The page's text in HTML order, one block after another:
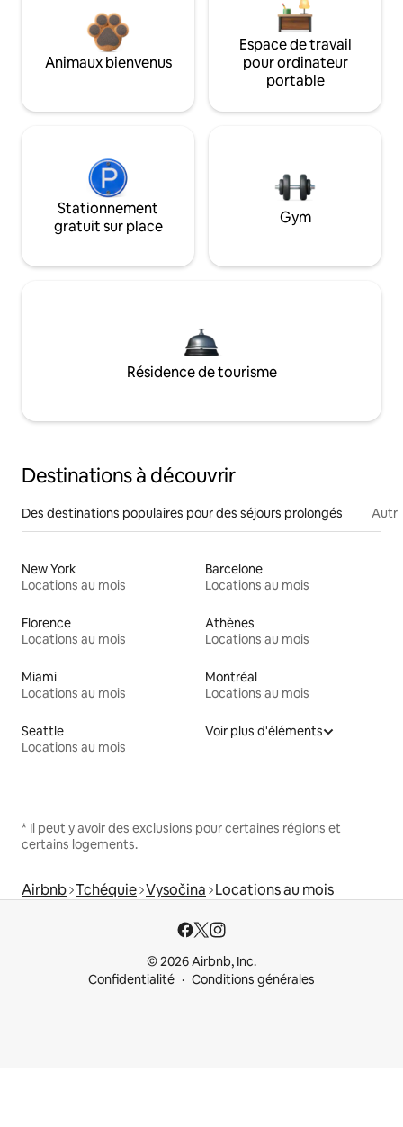
Animaux bienvenus
Espace de travail
pour ordinateur
portable
Stationnement
gratuit sur place
Gym
Résidence de tourisme
Destinations à découvrir
Des destinations populaires pour des séjours prolongés
New York
Locations au mois
Barcelone
Locations au mois
Florence
Locations au mois
Athènes
Locations au mois
Miami
Locations au mois
Montréal
Locations au mois
Seattle
Locations au mois
Voir plus d'éléments
* Il peut y avoir des exclusions pour certaines régions et
certains logements.
Airbnb Tchéquie Vysočina Locations au mois
© 2026 Airbnb, Inc.
Confidentialité
Conditions générales